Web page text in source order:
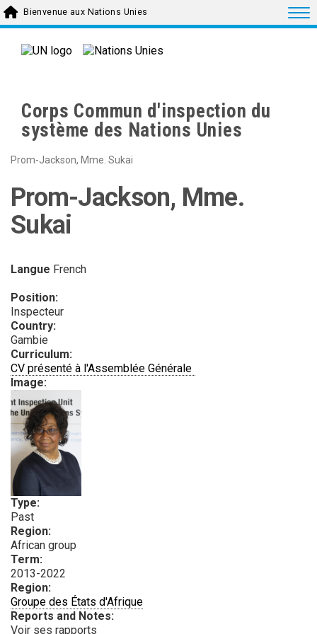
Skip to main content
Bienvenue aux Nations Unies
Corps Commun d'inspection du
système des Nations Unies
Prom-Jackson, Mme. Sukai
Prom-Jackson, Mme.
Sukai
Langue French
Position:
Inspecteur
Country:
Gambie
Curriculum:
CV présenté à l'Assemblée Générale
Image:
Type:
Past
Region:
African group
Term:
2013-2022
Region:
Groupe des États d'Afrique
Reports and Notes:
Voir ses rapports